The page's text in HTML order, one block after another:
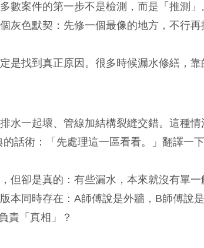
數案件的第一步不是檢測，而是「推測
灰色默契：先修一個最像的地方，不行
是找到真正原因。很多時候漏水修繕，靠
水一起壞、管線加結構裂縫交錯。這種情
話術：「先處理這一區看看。」翻譯一
但卻是真的：有些漏水，本來就沒有單
本同時存在：A師傅說是外牆，B師傅說
責「真相」？